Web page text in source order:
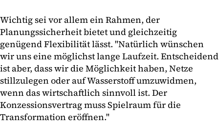
Wichtig sei vor allem ein Rahmen, der
Planungssicherheit bietet und gleichzeitig
genügend Flexibilität lässt. "Natürlich wünschen
wir uns eine möglichst lange Laufzeit. Entscheidend
ist aber, dass wir die Möglichkeit haben, Netze
stillzulegen oder auf Wasserstoff umzuwidmen,
wenn das wirtschaftlich sinnvoll ist. Der
Konzessionsvertrag muss Spielraum für die
Transformation eröffnen."